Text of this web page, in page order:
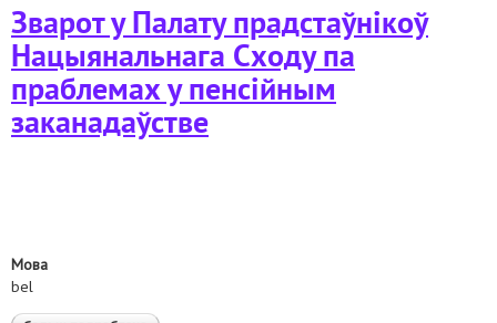
Зварот у Палату прадстаўнікоў
Нацыянальнага Сходу па
праблемах у пенсійным
заканадаўстве
Мова
bel